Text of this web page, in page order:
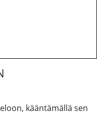
kääntämällä sen